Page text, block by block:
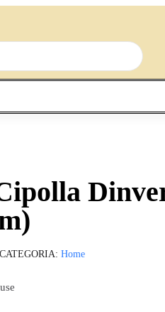
CATEGORIA Home